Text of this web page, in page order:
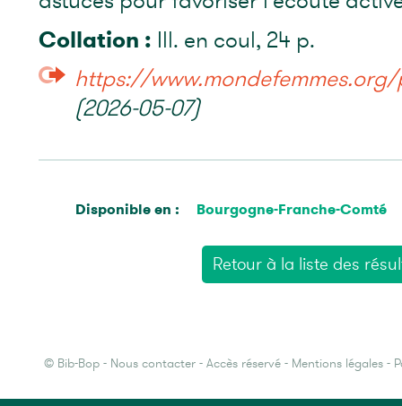
Collation : Ill. en coul, 24 p.
https://
(2026-05-07)
Disponible en : Bourgogne-Franche-Comté
Retour à la liste des
© Bib-Bop - Nous contacter - Accès réservé - Mentions légales -